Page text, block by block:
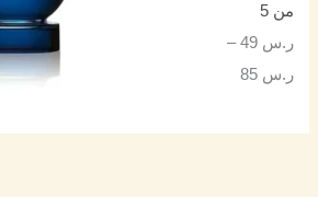
من 5
ر.س 49
–
ر.س 85